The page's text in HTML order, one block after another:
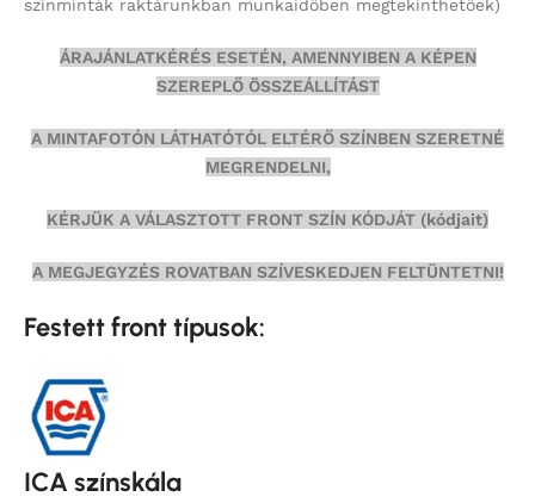
színminták raktárunkban munkaidőben megtekinthetőek)
ÁRAJÁNLATKÉRÉS ESETÉN, AMENNYIBEN A KÉPEN
SZEREPLŐ ÖSSZEÁLLÍTÁST
A MINTAFOTÓN LÁTHATÓTÓL ELTÉRŐ SZÍNBEN SZERETNÉ
MEGRENDELNI,
KÉRJÜK A VÁLASZTOTT FRONT SZÍN KÓDJÁT (kódjait)
A MEGJEGYZÉS ROVATBAN SZÍVESKEDJEN FELTÜNTETNI!
Festett front típusok:
ICA színskála